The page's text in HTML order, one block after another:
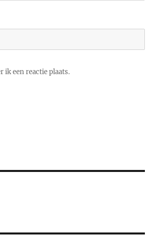
ik een reactie plaats.